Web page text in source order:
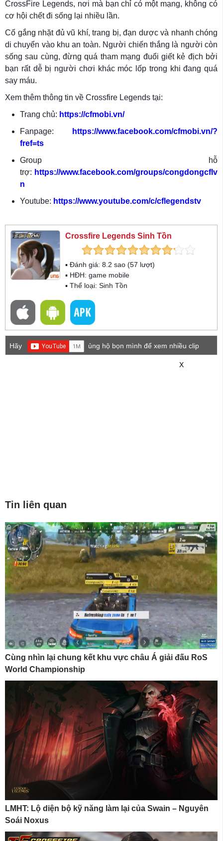
CrossFire Legends, nơi mà bạn chỉ có một mạng, không có
cơ hội chết đi sống lại nhiều lần.
Cố gắng nhặt đủ vũ khí, trang bị, đạn dược và nhanh chóng
di chuyển vào khu an toàn. Người chiến thắng là người còn
sống sau cùng, đừng quá tham mạng đuổi giết kẻ địch bởi
bạn rất dễ bị người chơi khác móc lốp trong khi đang quá
say máu.
Xem thêm thông tin về Crossfire Legends tại:
Trang chủ: https://cfmobi.vn/
Fanpage:
https://www.facebook.com/cfmobi.vn/?
fref=ts
Group hỗ
trợ: https://www.facebook.com/groups/congdongcflv
n
Youtube: https://www.youtube.com/c/cflegendstv
Crossfire Legends Sinh Tồn
▪ Đánh giá: 8.2 sao (57 lượt)
▪ HĐH: game mobile
▪ Thể loại: Sinh Tồn
Hãy
ủng hộ bọn mình để xem nhiều clip
X
Tin liên quan
Cùng nhìn lại chung kết khu vực châu Á giải đấu RoS
World Championship
LMHT: Lộ diện bộ kỹ năng làm lại của Swain – Nguyên
Soái Noxus